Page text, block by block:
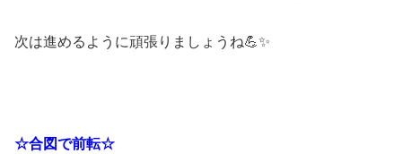
次は進めるように頑張りましょうね💪✨
☆合図で前転☆